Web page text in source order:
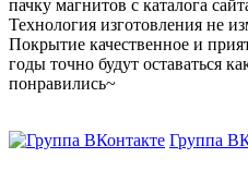
пачку магнитов с каталога
Технология изготовления не
Покрытие качественное и
годы точно будут оставаться
понравились~
Группа